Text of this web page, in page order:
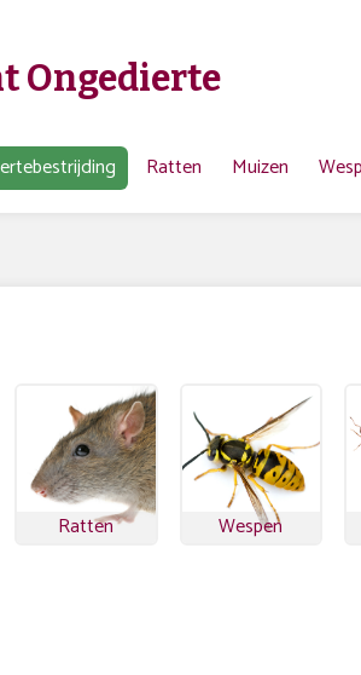
Ongedierte
Ratten Muizen
Ratten Wespen